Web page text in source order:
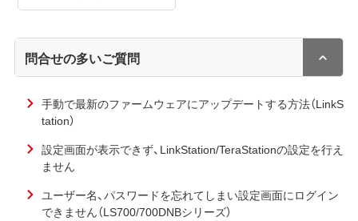
問合せの多いご質問
手動で最新のファームウェアにアップデートする方法（LinkS
tation）
設定画面が表示できず、LinkStation/TeraStationの設定を行え
ません
ユーザー名、パスワードを忘れてしまい設定画面にログイン
できません（LS700/700DNBシリーズ）